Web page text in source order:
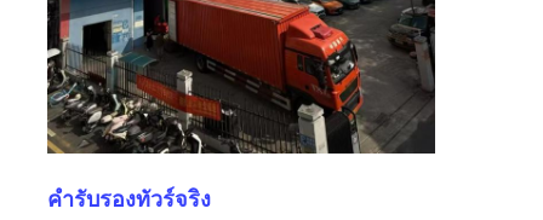
คำรับรองทัวร์จริง